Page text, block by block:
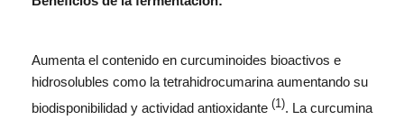
Aumenta el contenido en curcuminoides bioactivos e
hidrosolubles como la tetrahidrocumarina aumentando su
biodisponibilidad y actividad antioxidante (1). La curcumina